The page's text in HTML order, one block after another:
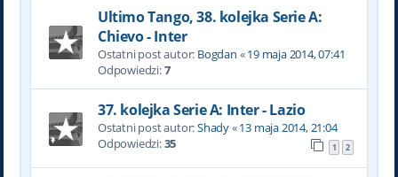
Ultimo Tango, 38. kolejka Serie A:
Chievo - Inter
Ostatni post autor: Bogdan «19 maja 2014, 07:41
Odpowiedzi:7
37. kolejka Serie A: Inter - Lazio
Ostatni post autor:Shady«13 maja 2014, 21:04
Odpowiedzi:35 1 2